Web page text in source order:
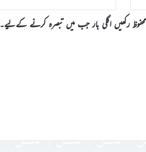
رکھیں اگلی بار جب میں تبصرہ کرنے کےلیے۔